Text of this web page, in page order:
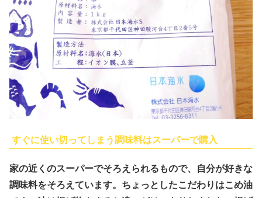
すぐに使い切ってしまう調味料はスーパーで購入
家の近くのスーパーでそろえられるもので、自分が好きな
調味料をそろえています。ちょっとしたこだわりはこめ油